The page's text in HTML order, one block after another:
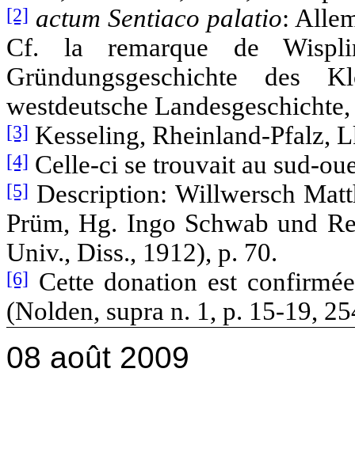
[2] actum Sentiaco palatio:
Cf. la remarque de
Gründungsgeschichte des
westdeutsche
[3] Kesseling, Rheinland-Pfalz,
[4] Celle-ci se trouvait au sud-
[5] Description: Willwersch
Prüm, Hg. Ingo Schwab und
Univ., Diss., 1912), p. 70.
[6] Cette donation est
(Nolden, supra n. 1, p. 15-19,
08 août 2009